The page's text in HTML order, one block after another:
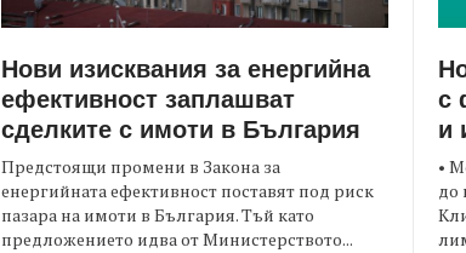
Нови изисквания за енергийна
ефективност заплашват
сделките с имоти в България
Предстоящи промени в Закона за
енергийната ефективност поставят под риск
пазара на имоти в България. Тъй като
предложението идва от Министерството...
с
и
•
до